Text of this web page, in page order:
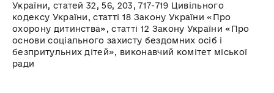
України, статей 32, 56, 203, 717-719 Цивільного
кодексу України, статті 18 Закону України «Про
охорону дитинства», статті 12 Закону України «Про
основи соціального захисту бездомних осіб і
безпритульних дітей», виконавчий комітет міської
ради